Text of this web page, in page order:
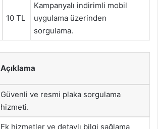
10 TL
Kampanyalı indirimli mobil
uygulama üzerinden
sorgulama.
Açıklama
Güvenli ve resmi plaka sorgulama
hizmeti.
Ek hizmetler ve detaylı bilgi sağlama